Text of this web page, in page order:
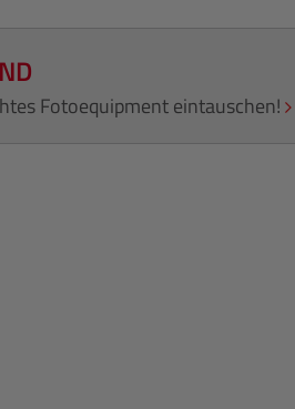
Fotoequipment eintauschen!